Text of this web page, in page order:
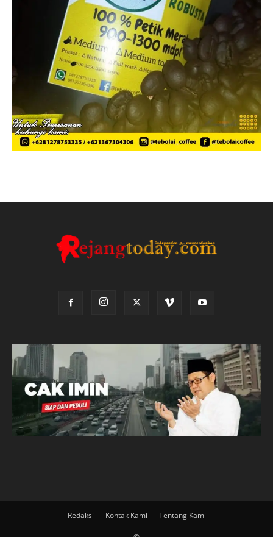
Redaksi Kontak Kami Tentang Kami